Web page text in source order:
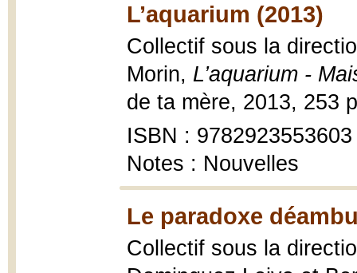
L’aquarium (2013)
Collectif sous la
Morin, L’aquarium -
de ta mère, 2013, 253
ISBN : 9782923553603
Notes : Nouvelles
Le paradoxe
Collectif sous la